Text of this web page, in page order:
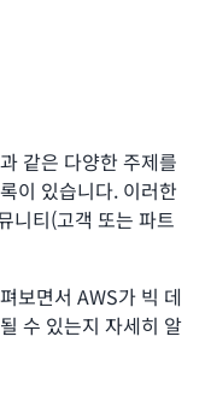
같은 다양한 주제를
이 있습니다. 이러한
니티(고객 또는 파트
보면서 AWS가 빅 데
수 있는지 자세히 알